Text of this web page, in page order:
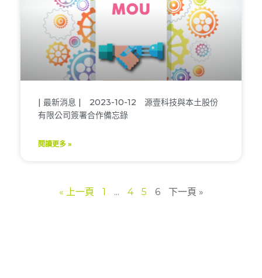
| 最新消息 | 2023-10-12 源壹科技與本土股份
有限公司簽署合作備忘錄
閱讀更多 »
« 上一頁 1 ... 4 5 6 下一頁 »